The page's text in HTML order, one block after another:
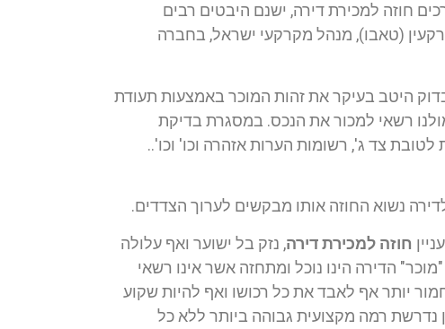
חוזה למכירת דירה, ישנם היבטים רבים
(טאבו), מנהל מקרקעי ישראל, בחברה
היטב בעיקר את זהות המוכר באמצעות תעודת
רשאי למכור את הנכס. במסגרת בדיקת
צד ג', רשומות הערות אזהרה וכו' וכו'..
נשוא החוזה אותו מבקשים לערוך הצדדים.
חוזה למכירת דירה, נזק בל ישוער ואף עלולה
הדירה הינו נוכל ומתחזה אשר אינו רשאי
יותר אף לאבד את כל רכושו ואף להיות שקוע
נדרשת רמה מקצועית גבוהה ביותר ללא כל